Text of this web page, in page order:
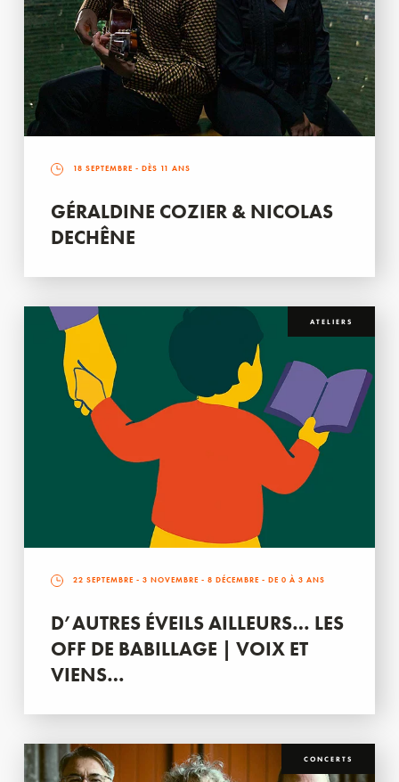
18 SEPTEMBRE - DÈS 11 ANS
GÉRALDINE COZIER & NICOLAS
DECHÊNE
ATELIERS
22 SEPTEMBRE - 3 NOVEMBRE - 8 DÉCEMBRE - DE 0 À 3 ANS
D’AUTRES ÉVEILS AILLEURS… LES
OFF DE BABILLAGE | VOIX ET
VIENS…
CONCERTS